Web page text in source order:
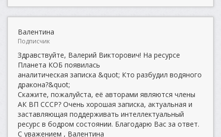
Валентина
Подписчик
Здравствуйте, Валерий Викторович! На ресурсе
Планета КОБ появилась
аналитическая записка &quot; Кто разбудил водяного
дракона?&quot;
Скажите, пожалуйста, её авторами являются члены
АК ВП СССР? Очень хорошая записка, актуальная и
заставляющая поддерживать интеллектуальный
ресурс в бодром состоянии. Благодарю Вас за ответ.
С уважением , Валентина